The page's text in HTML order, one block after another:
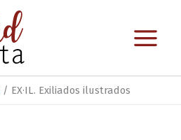
EX·IL. Exiliados ilustrados